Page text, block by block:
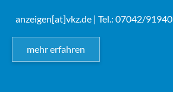
anzeigen[at]vkz.de | Tel.: 07042/91940
mehr erfahren